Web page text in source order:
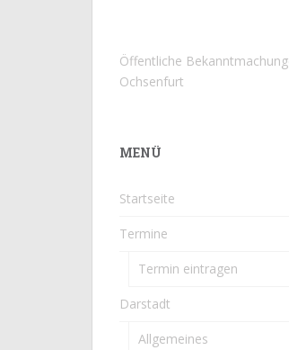
Öffentliche
Ochsenfurt
MENÜ
Startseite
Termine
Termin eintragen
Darstadt
Allgemeines